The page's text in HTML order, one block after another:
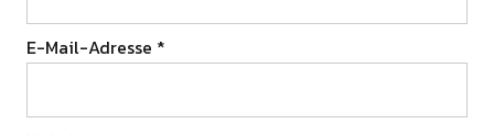
E-Mail-Adresse *